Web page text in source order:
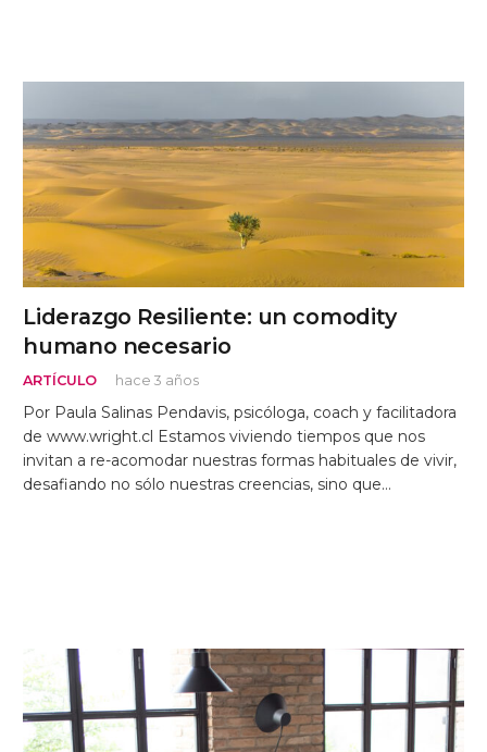
Liderazgo Resiliente: un comodity
humano necesario
ARTÍCULO hace 3 años
Por Paula Salinas Pendavis, psicóloga, coach y facilitadora
de www.wright.cl Estamos viviendo tiempos que nos
invitan a re-acomodar nuestras formas habituales de vivir,
desafiando no sólo nuestras creencias, sino que…